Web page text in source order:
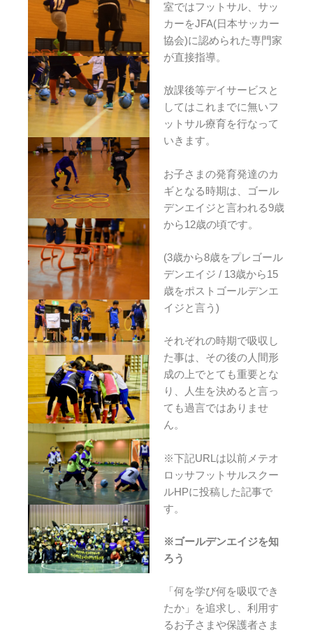
室ではフットサル、サッ
カーをJFA(日本サッカー
協会)に認められた専門家
が直接指導。
放課後等デイサービスと
してはこれまでに無いフ
ットサル療育を行なって
いきます。
お子さまの発育発達のカ
ギとなる時期は、ゴール
デンエイジと言われる9歳
から12歳の頃です。
(3歳から8歳をプレゴール
デンエイジ / 13歳から15
歳をポストゴールデンエ
イジと言う)
それぞれの時期で吸収し
た事は、その後の人間形
成の上でとても重要とな
り、人生を決めると言っ
ても過言ではありませ
ん。
※下記URLは以前メテオ
ロッサフットサルスクー
ルHPに投稿した記事で
す。
※ゴールデンエイジを知
ろう
「何を学び何を吸収でき
たか」を追求し、利用す
るお子さまや保護者さま